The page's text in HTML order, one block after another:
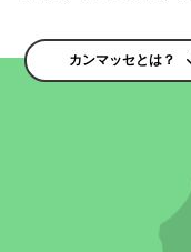
カンマッセとは？